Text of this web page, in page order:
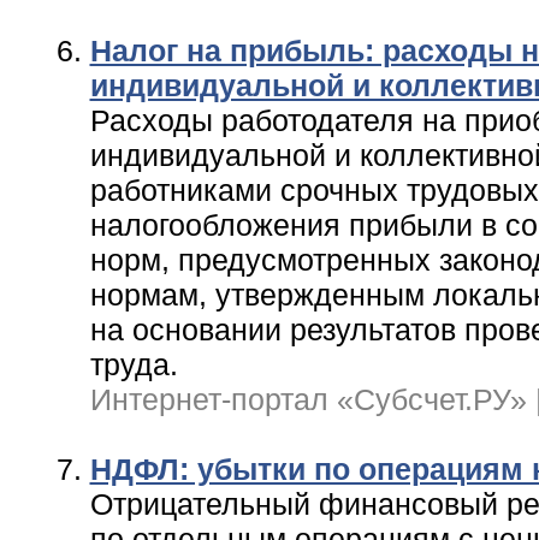
Налог на прибыль: расходы
индивидуальной и
Расходы работодателя на
индивидуальной и
работниками срочных
налогообложения прибыли в
норм, предусмотренных
нормам, утвержденным
на основании результатов
труда.
Интернет-портал
НДФЛ: убытки по операциям
Отрицательный финансовый